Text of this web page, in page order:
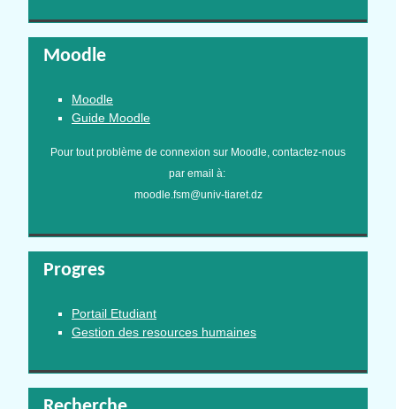
Moodle
Moodle
Guide Moodle
Pour tout problème de connexion sur Moodle, contactez-nous
par email à:
moodle.fsm@univ-tiaret.dz
Progres
Portail Etudiant
Gestion des resources humaines